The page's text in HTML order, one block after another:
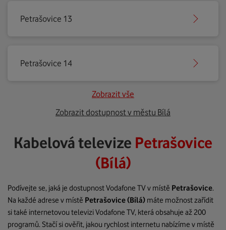
Petrašovice 13
Petrašovice 14
Zobrazit vše
Zobrazit dostupnost v městu Bílá
Kabelová televize Petrašovice
(Bílá)
Podívejte se, jaká je dostupnost Vodafone TV v místě Petrašovice.
Na každé adrese v místě Petrašovice(Bílá) máte možnost zařídit
si také internetovou televizi Vodafone TV, která obsahuje až 200
programů. Stačí si ověřit, jakou rychlost internetu nabízíme v místě